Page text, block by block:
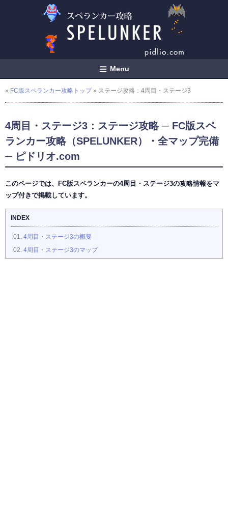
Menu
» FC版スペランカー攻略トップ» ステージ攻略：4周目・ステージ3
4周目・ステージ3：ステージ攻略 ─ FC版スペ
ランカー攻略（SPELUNKER）・全マップ完備
─ ピドリオ.com
このページでは、FC版スペランカーの4周目・ステージ3の攻略情報をマ
ップ付きで掲載しています。
INDEX
4周目・ステージ3の概要
4周目・ステージ3のマップ